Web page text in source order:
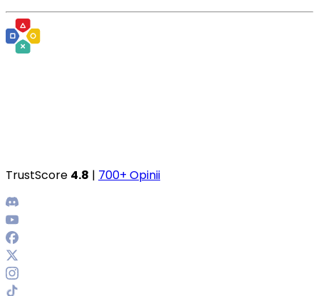
TrustScore 4.8 | 700+ Opinii